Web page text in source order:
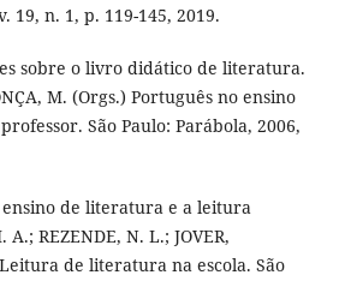
19, n. 1, p. 119-145, 2019.
sobre o livro didático de literatura.
M. (Orgs.) Português no ensino
São Paulo: Parábola, 2006,
ensino de literatura e a leitura
REZENDE, N. L.; JOVER,
Leitura de literatura na escola. São